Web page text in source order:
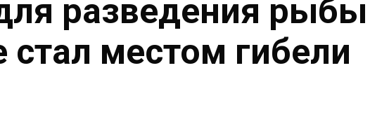
разведения рыбы
стал местом гибели